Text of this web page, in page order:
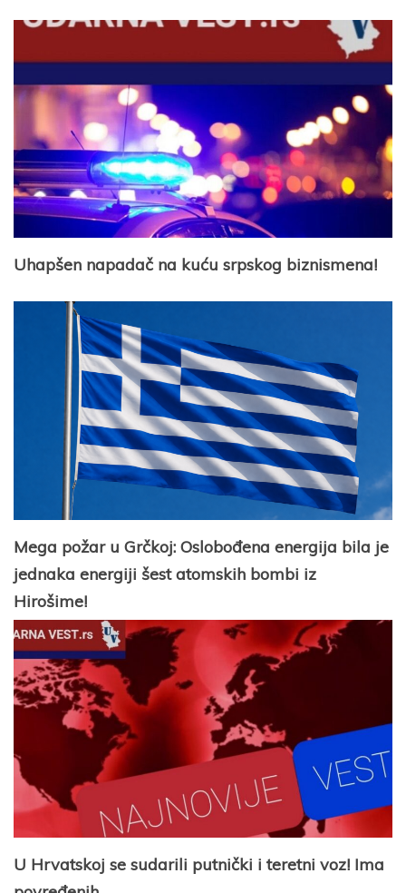
Uhapšen napadač na kuću srpskog biznismena!
Mega požar u Grčkoj: Oslobođena energija bila je
jednaka energiji šest atomskih bombi iz
Hirošime!
U Hrvatskoj se sudarili putnički i teretni voz! Ima